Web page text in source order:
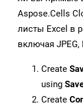
Aspose.Cells
листы Excel в
включая JPEG,
Create
using
Create